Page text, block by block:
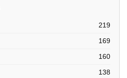
219
169
160
138